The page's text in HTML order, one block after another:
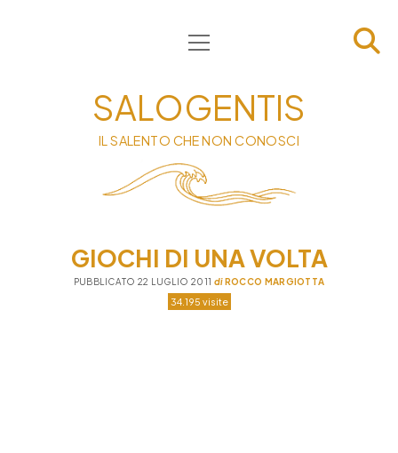
HOME
INFORMATIVA
CONTATTI
PRIVACY & COOKIE POLICY
apri
menu
SALOGENTIS
IL SALENTO CHE NON CONOSCI
GIOCHI DI UNA VOLTA
PUBBLICATO 22 LUGLIO 2011 diROCCO MARGIOTTA
34.195 visite